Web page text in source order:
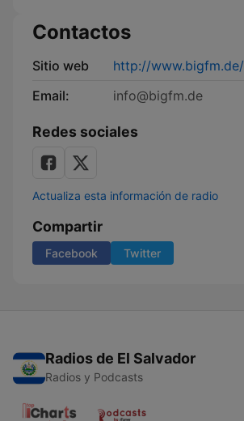
Contactos
Sitio web
http://www.bigfm.de/
Email:
info@bigfm.de
Redes sociales
Actualiza esta información de radio
Compartir
Facebook Twitter
Radios de El Salvador
Radios y Podcasts